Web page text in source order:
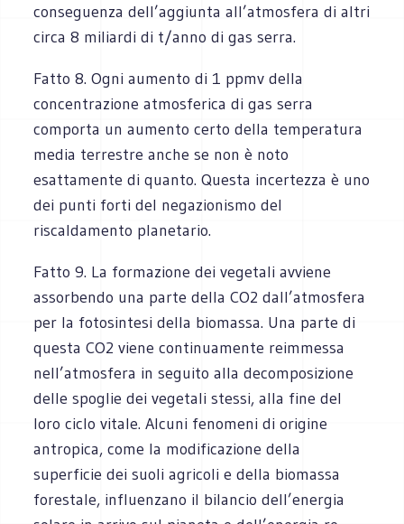
conseguenza dell’aggiunta all’atmosfera di altri
circa 8 miliardi di t/anno di gas serra.
Fatto 8. Ogni aumento di 1 ppmv della
concentrazione atmosferica di gas serra
comporta un aumento certo della temperatura
media terrestre anche se non è noto
esattamente di quanto. Questa incertezza è uno
dei punti forti del negazionismo del
riscaldamento planetario.
Fatto 9. La formazione dei vegetali avviene
assorbendo una parte della CO2 dall’atmosfera
per la fotosintesi della biomassa. Una parte di
questa CO2 viene continuamente reimmessa
nell’atmosfera in seguito alla decomposizione
delle spoglie dei vegetali stessi, alla fine del
loro ciclo vitale. Alcuni fenomeni di origine
antropica, come la modificazione della
superficie dei suoli agricoli e della biomassa
forestale, influenzano il bilancio dell’energia